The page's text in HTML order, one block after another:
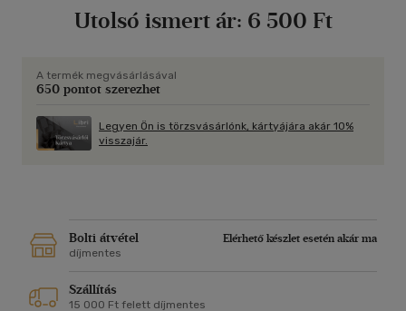
világnak. Saját változatomban adom közre az egyes
salátát, a csodás svéd húsgombócot és az ellenállhatatlanul
csábos francia édességeket.
Utolsó ismert ár: 6 500 Ft
A termék megvásárlásával
650 pontot szerezhet
Legyen Ön is törzsvásárlónk, kártyájára akár 10%
visszajár.
Bolti átvétel
Elérhető készlet esetén akár ma
díjmentes
Szállítás
15 000 Ft felett díjmentes